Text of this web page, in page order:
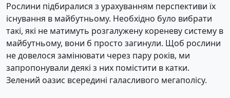
Рослини підбиралися з урахуванням перспективи їх
існування в майбутньому. Необхідно було вибрати
такі, які не матимуть розгалужену кореневу систему в
майбутньому, вони б просто загинули. Щоб рослини
не довелося замінювати через пару років, ми
запропонували деякі з них помістити в катки.
Зелений оазис всередині галасливого мегаполісу.